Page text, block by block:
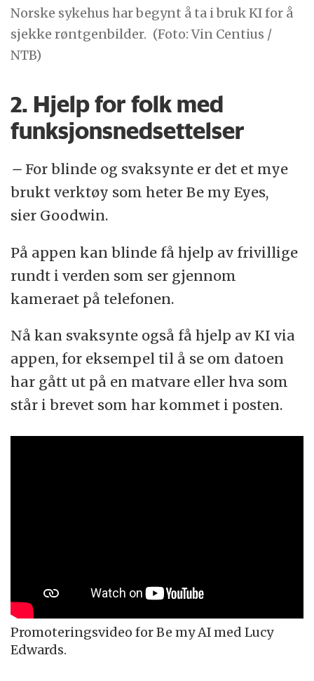
Norske sykehus har begynt å ta i bruk KI for å
sjekke røntgenbilder. (Foto: Vin Centius /
NTB)
2. Hjelp for folk med
funksjonsnedsettelser
– For blinde og svaksynte er det et mye
brukt verktøy som heter Be my Eyes,
sier Goodwin.
På appen kan blinde få hjelp av frivillige
rundt i verden som ser gjennom
kameraet på telefonen.
Nå kan svaksynte også få hjelp av KI via
appen, for eksempel til å se om datoen
har gått ut på en matvare eller hva som
står i brevet som har kommet i posten.
Promoteringsvideo for Be my AI med Lucy
Edwards.